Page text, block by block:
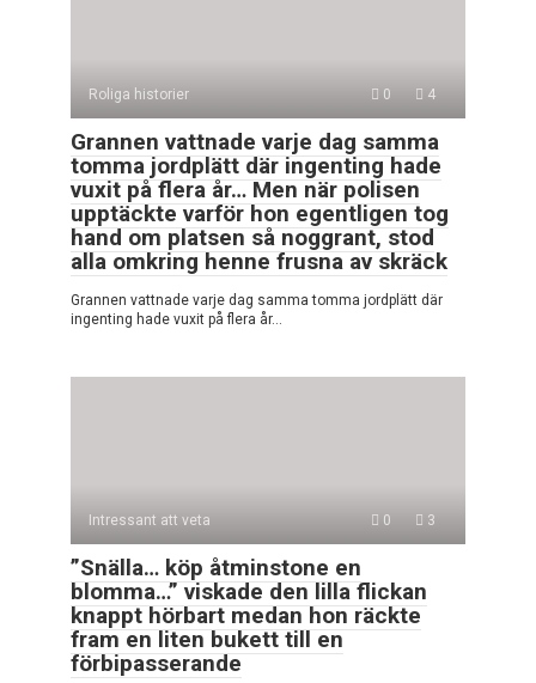
Roliga historier 0 4
Grannen vattnade varje dag samma
tomma jordplätt där ingenting hade
vuxit på flera år… Men när polisen
upptäckte varför hon egentligen tog
hand om platsen så noggrant, stod
alla omkring henne frusna av skräck
Grannen vattnade varje dag samma tomma jordplätt där
ingenting hade vuxit på flera år…
Intressant att veta 0 3
”Snälla… köp åtminstone en
blomma…” viskade den lilla flickan
knappt hörbart medan hon räckte
fram en liten bukett till en
förbipasserande